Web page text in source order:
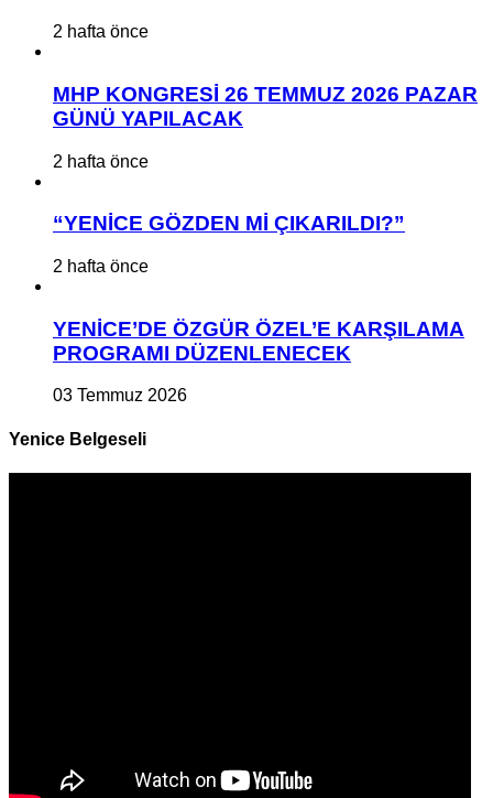
2 hafta önce
MHP KONGRESİ 26 TEMMUZ 2026 PAZAR
GÜNÜ YAPILACAK
2 hafta önce
“YENİCE GÖZDEN Mİ ÇIKARILDI?”
2 hafta önce
YENİCE’DE ÖZGÜR ÖZEL’E KARŞILAMA
PROGRAMI DÜZENLENECEK
03 Temmuz 2026
Yenice Belgeseli